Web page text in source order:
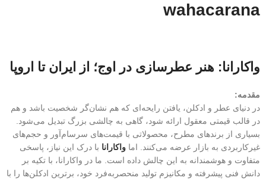
wahacarana
واکارانا: هنر عطرسازی در اوج؛ از ایران تا اروپا
مقدمه:
در دنیای عطر و ادکلن، یافتن رایحه‌ای که هم نشان‌گر شخصیت باشد و هم
در قالب قیمتی معقول ارائه شود، گاهی به چالشی بزرگ تبدیل می‌شود.
بسیاری از برندهای مطرح، محصولاتی با قیمت‌های سرسام‌آور و حجم‌های
غیرکاربردی به بازار عرضه می‌کنند. اما واکارانا با درک این نیاز، پاسخی
متفاوت و هوشمندانه به این چالش داده است. ما در واکارانا، با تکیه بر
دانش فنی پیشرفته و مکانیزم تولید منحصربه‌فرد خود، برترین ادکلن‌ها را با